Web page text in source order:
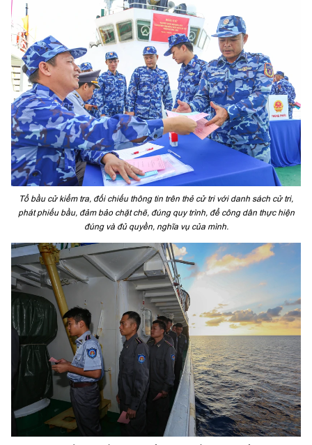
Tổ bầu cử kiểm tra, đối chiếu thông tin trên thẻ cử tri với danh sách cử tri,
phát phiếu bầu, đảm bảo chặt chẽ, đúng quy trình, để công dân thực hiện
đúng và đủ quyền, nghĩa vụ của mình.